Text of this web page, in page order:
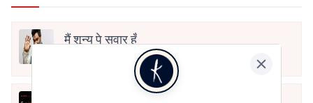
मैं शून्य पे सवार हूँ